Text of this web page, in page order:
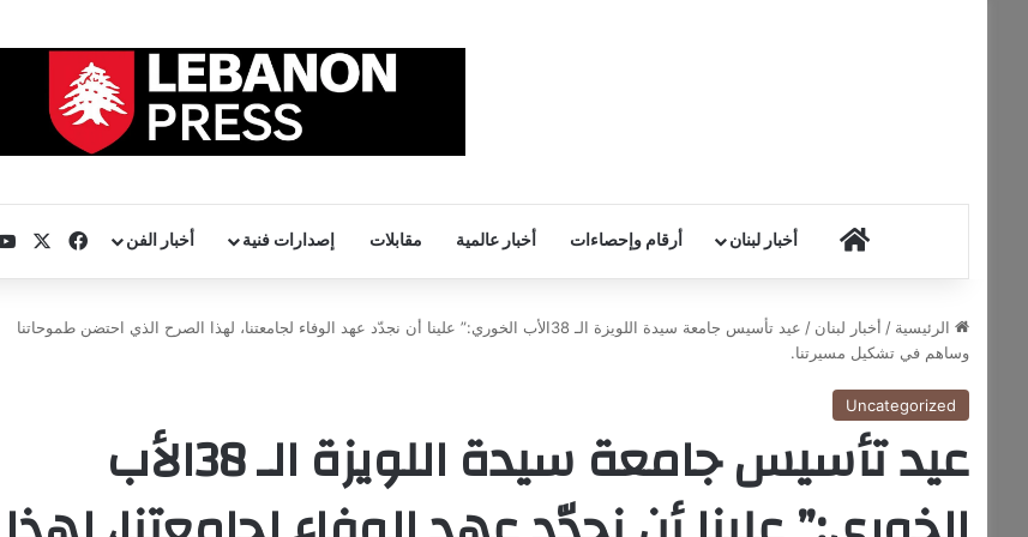
HOME أخبار لبنان أرقام وإحصاءات أخبار عالمية مقابلات إصدارات فنية أخبار الفن فيسبوك
‫X
الرئيسية / أخبار لبنان /
عيد تأسيس جامعة سيدة اللويزة الـ 38الأب الخوري:” علينا أن نجدّد عهد الوفاء لجامعتنا، لهذا الصرح الذي احتضن طموحاتنا
وساهم في تشكيل مسيرتنا.
Uncategorized
عيد تأسيس جامعة سيدة اللويزة الـ 38الأب